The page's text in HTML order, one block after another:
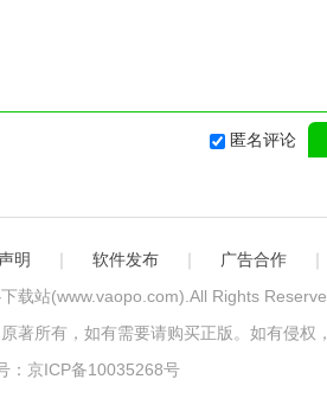
匿名评论
明 软件发布 广告合作
载站(www.vaopo.com) .All Rights
著所有，如有需要请购买正版。如有侵权
：京ICP备10035268号